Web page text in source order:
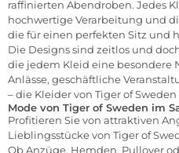
raffinierten Abendroben. Jedes
hochwertige Verarbeitung und
die für einen perfekten Sitz und
Die Designs sind zeitlos und
die jedem Kleid eine besondere
Anlässe, geschäftliche
– die Kleider von Tiger of
Mode von Tiger of Sweden im
Profitieren Sie von attraktiven
Lieblingsstücke von Tiger of
Ob Anzüge, Hemden, Pullover